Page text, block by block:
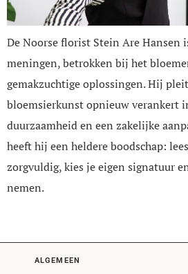
De Noorse florist Stein Are Hansen
meningen, betrokken bij het
gemakzuchtige oplossingen. Hij
bloemsierkunst opnieuw verankert
duurzaamheid en een zakelijke
heeft hij een heldere boodschap:
zorgvuldig, kies je eigen signatuur
nemen.
ALGEMEEN